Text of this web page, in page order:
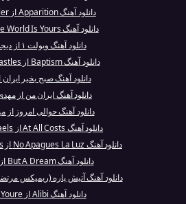
دانلود آهنگ Apparition از Mac Miller
دانلود آهنگ The World Is Yours از Nas
دانلود آهنگ ویولت ۱ از دیجی امیر
دانلود آهنگ Baptism از Crystal Castles
دانلود آهنگ صبح بخیر
دانلود آهنگ ایران من از
دانلود آهنگ حوالی امروز از
دانلود آهنگ At All Costs از Julia Michaels
دانلود آهنگ No Apagues La Luz از Enrique Iglesias
دانلود آهنگ But A Dream از G-Eazy
دانلود آهنگ آتیش پاره (ریمیکس
دانلود آهنگ Alibi از Nicky Youre